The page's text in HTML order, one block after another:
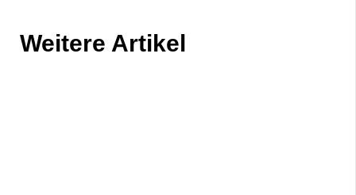
Weitere Artikel